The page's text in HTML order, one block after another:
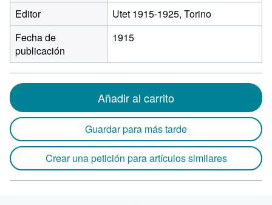
Editor
Utet 1915-1925, Torino
Fecha de
publicación
1915
Añadir al carrito
Guardar para más tarde
Crear una petición para artículos similares